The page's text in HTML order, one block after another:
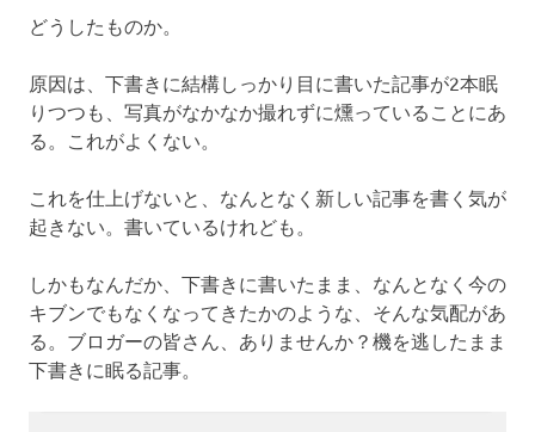
どうしたものか。
原因は、下書きに結構しっかり目に書いた記事が2本眠
りつつも、写真がなかなか撮れずに燻っていることにあ
る。これがよくない。
これを仕上げないと、なんとなく新しい記事を書く気が
起きない。書いているけれども。
しかもなんだか、下書きに書いたまま、なんとなく今の
キブンでもなくなってきたかのような、そんな気配があ
る。ブロガーの皆さん、ありませんか？機を逃したまま
下書きに眠る記事。